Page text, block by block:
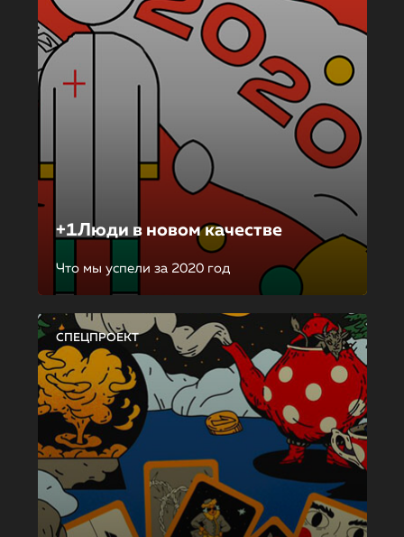
+1Люди в новом качестве
Что мы успели за 2020 год
СПЕЦПРОЕКТ